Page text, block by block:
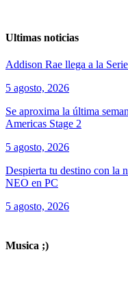
Ultimas noticias
Addison Rae llega a la
5 agosto, 2026
Se aproxima la última
Americas Stage 2
5 agosto, 2026
Despierta tu destino con la
NEO en PC
5 agosto, 2026
Musica ;)